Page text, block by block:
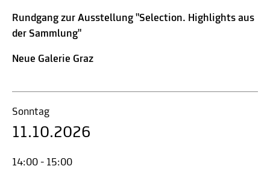
Rundgang zur Ausstellung "Selection. Highlights aus
der Sammlung"
Neue Galerie Graz
Sonntag
11.10.2026
14:00 - 15:00